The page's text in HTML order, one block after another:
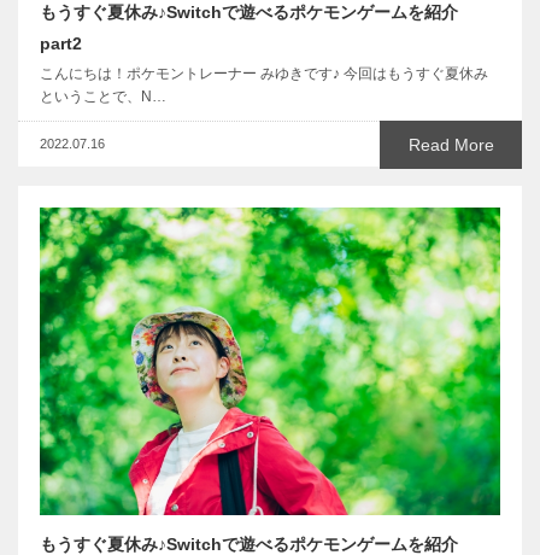
もうすぐ夏休み♪Switchで遊べるポケモンゲームを紹介
part2
こんにちは！ポケモントレーナー みゆきです♪ 今回はもうすぐ夏休み
ということで、N…
Read More
2022.07.16
もうすぐ夏休み♪Switchで遊べるポケモンゲームを紹介